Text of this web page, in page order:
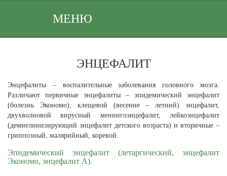
МЕНЮ
ЭНЦЕФАЛИТ
Энцефалиты – воспалительные заболевания головного мозга.
Различают первичные энцефалиты – эпидемический энцефалит
(болезнь Экономо), клещевой (весенне – летний) энцефалит,
двухволновой вирусный менингоэнцефалит, лейкоэнцефалит
(демиелинизирующий энцефалит детского возраста) и вторичные –
гриппозный, малярийный, коревой.
Эпидемический энцефалит (летаргический, энцефалит
Экономо, энцефалит А).